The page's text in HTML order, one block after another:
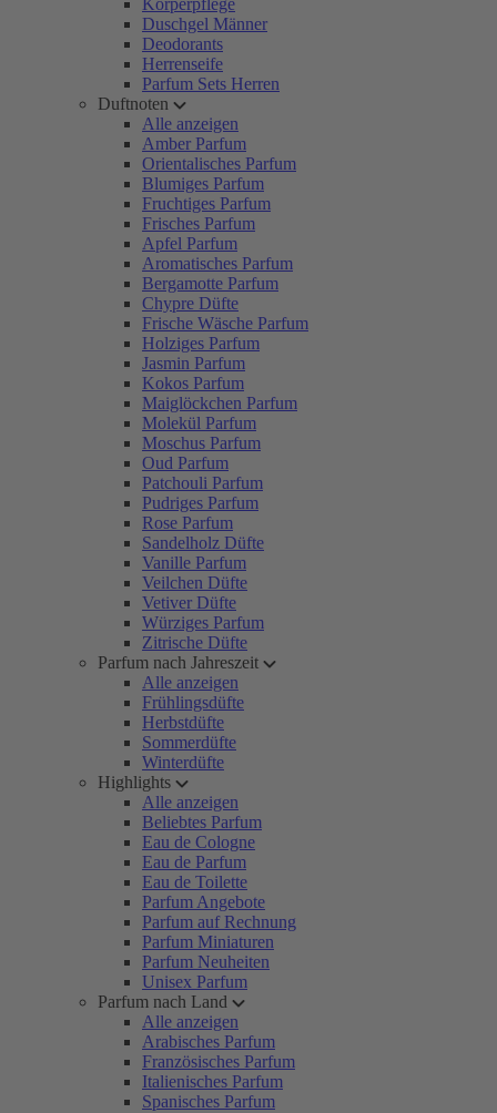
Körperpflege
Duschgel Männer
Deodorants
Herrenseife
Parfum Sets Herren
Duftnoten
Alle anzeigen
Amber Parfum
Orientalisches Parfum
Blumiges Parfum
Fruchtiges Parfum
Frisches Parfum
Apfel Parfum
Aromatisches Parfum
Bergamotte Parfum
Chypre Düfte
Frische Wäsche Parfum
Holziges Parfum
Jasmin Parfum
Kokos Parfum
Maiglöckchen Parfum
Molekül Parfum
Moschus Parfum
Oud Parfum
Patchouli Parfum
Pudriges Parfum
Rose Parfum
Sandelholz Düfte
Vanille Parfum
Veilchen Düfte
Vetiver Düfte
Würziges Parfum
Zitrische Düfte
Parfum nach Jahreszeit
Alle anzeigen
Frühlingsdüfte
Herbstdüfte
Sommerdüfte
Winterdüfte
Highlights
Alle anzeigen
Beliebtes Parfum
Eau de Cologne
Eau de Parfum
Eau de Toilette
Parfum Angebote
Parfum auf Rechnung
Parfum Miniaturen
Parfum Neuheiten
Unisex Parfum
Parfum nach Land
Alle anzeigen
Arabisches Parfum
Französisches Parfum
Italienisches Parfum
Spanisches Parfum